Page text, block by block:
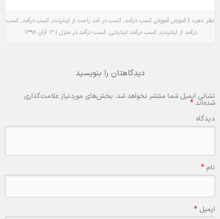
نظر دهید | آموزش آموزش کسب درآمد٬ کسب در آمد راحت از اینترنت٬ کسب درآمد٬ کسب
درآمد از اینترنت٬ کسب درآمد اینترنتی٬ کسب درآمد در منزل | ۱۲ آبان ۱۳۹۸ .
دیدگاهتان را بنویسید
نشانی ایمیل شما منتشر نخواهد شد. بخش‌های موردنیاز علامت‌گذاری
شده‌اند*
دیدگاه
نام *
ایمیل *